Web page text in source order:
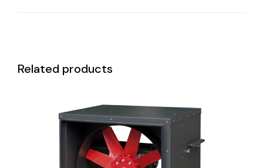
Related products